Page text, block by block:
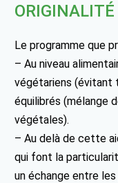
ORIGINALITÉ
Le programme que
– Au niveau
végétariens (évitant
équilibrés (mélange
végétales).
– Au delà de cette
qui font la
un échange entre